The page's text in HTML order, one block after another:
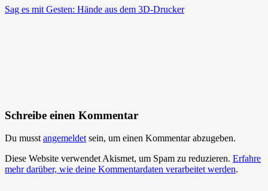
Sag es mit Gesten: Hände aus dem 3D-Drucker
Schreibe einen Kommentar
Du musst angemeldet sein, um einen Kommentar abzugeben.
Diese Website verwendet Akismet, um Spam zu reduzieren. Erfahre
mehr darüber, wie deine Kommentardaten verarbeitet werden.